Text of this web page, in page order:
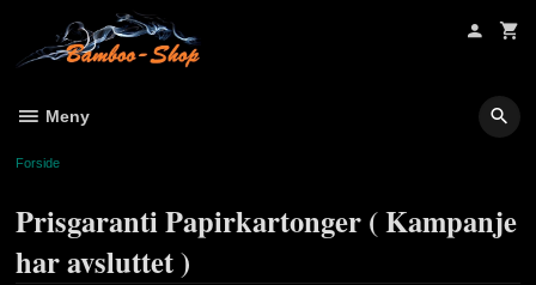
innholdet
Meny
Forside
Prisgaranti Papirkartonger ( Kampanje
har avsluttet )